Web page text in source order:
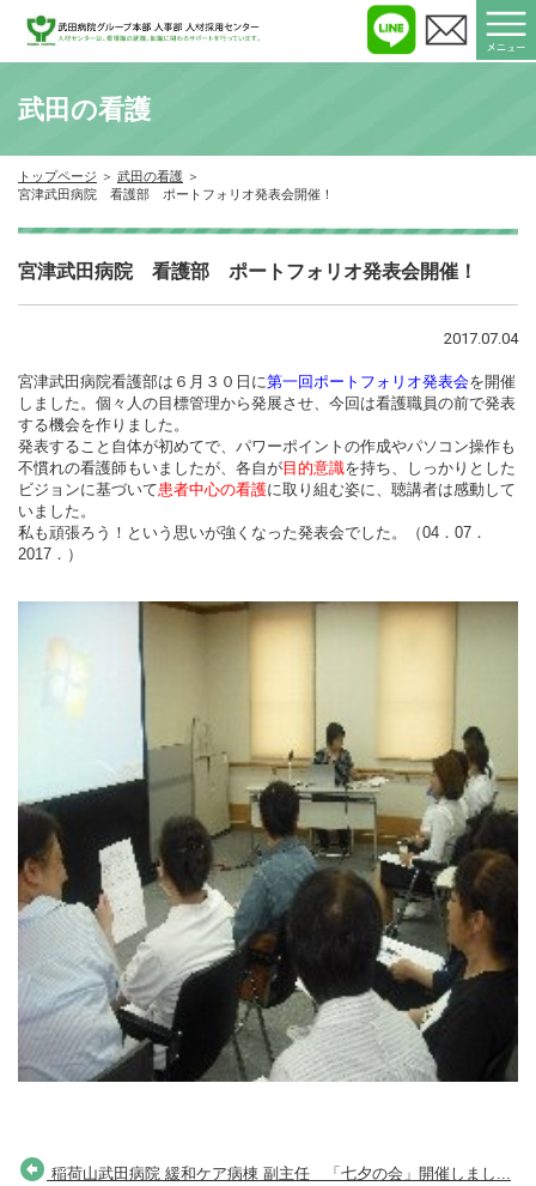
武田の看護
トップページ
武田の看護
宮津武田病院 看護部 ポートフォリオ発表会開催！
宮津武田病院 看護部 ポートフォリオ発表会開催！
2017.07.04
宮津武田病院看護部は６月３０日に第一回ポートフォリオ発表会を開催
しました。個々人の目標管理から発展させ、今回は看護職員の前で発表
する機会を作りました。
発表すること自体が初めてで、パワーポイントの作成やパソコン操作も
不慣れの看護師もいましたが、各自が目的意識を持ち、しっかりとした
ビジョンに基づいて患者中心の看護に取り組む姿に、聴講者は感動して
いました。
私も頑張ろう！という思いが強くなった発表会でした。（04．07．
2017．）
稲荷山武田病院 緩和ケア病棟 副主任 「七夕の会」開催しまし...